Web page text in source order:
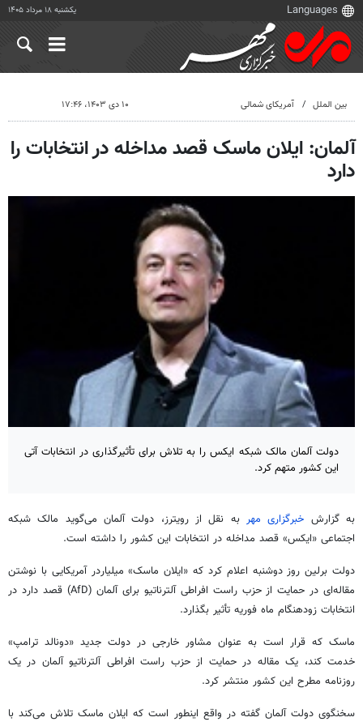
یکشنبه ۱۸ مرداد ۱۴۰۵
بین الملل آمریکای شمالی ۱۰ دی ۱۴۰۳، ۱۷:۴۶
آلمان: ایلان ماسک قصد مداخله در انتخابات را
دارد
دولت آلمان مالک شبکه ایکس را به تلاش برای تأثیرگذاری در انتخابات آتی
این کشور متهم کرد.
به گزارش خبرگزاری مهر به نقل از رویترز، دولت آلمان می‌گوید مالک شبکه
اجتماعی «ایکس» قصد مداخله در انتخابات این کشور را داشته است.
دولت برلین روز دوشنبه اعلام کرد که «ایلان ماسک» میلیاردر آمریکایی با نوشتن
مقاله‌ای در حمایت از حزب راست افراطی آلترناتیو برای آلمان (AfD) قصد دارد در
انتخابات زودهنگام ماه فوریه تأثیر بگذارد.
ماسک که قرار است به عنوان مشاور خارجی در دولت جدید «دونالد ترامپ»
خدمت کند، یک مقاله در حمایت از حزب راست افراطی آلترناتیو آلمان در یک
روزنامه مطرح این کشور منتشر کرد.
سخنگوی دولت آلمان گفته در واقع اینطور است که ایلان ماسک تلاش می‌کند با